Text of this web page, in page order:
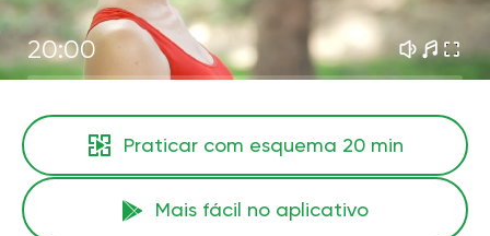
20:00
Praticar com esquema 20 min
Mais fácil no aplicativo